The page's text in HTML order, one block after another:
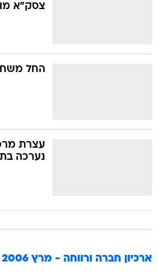
צסק"א
החל
נערכה
ארכיון חברה ורווחה - מרץ 2006